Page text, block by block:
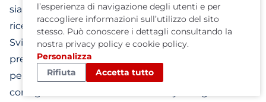
sia di responsabilità dell'organismo USA che ha
ricevuto le informazioni dal dipendente UE, SSE o in
Svizzera, implicando così una infrazione alla
presente Dichiarazione. La Società si impegna
pertanto a collaborare nelle indagini e ad allinearsi al
consiglio delle Autorità sulla Privacy e degli enti dei
l’esperienza di navigazione degli utenti e per
raccogliere informazioni sull’utilizzo del sito
stesso. Può conoscere i dettagli consultando la
nostra privacy policy e cookie policy.
Personalizza
Rifiuta
Accetta tutto